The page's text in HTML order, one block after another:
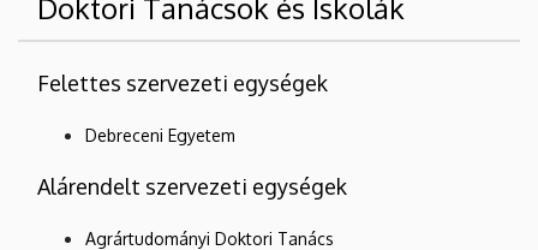
Doktori Tanácsok és Iskolák
Felettes szervezeti egységek
Debreceni Egyetem
Alárendelt szervezeti egységek
Agrártudományi Doktori Tanács